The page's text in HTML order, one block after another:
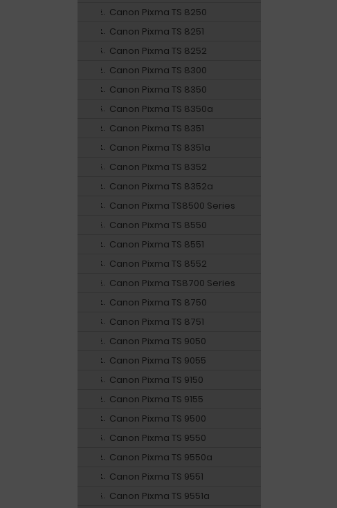
Canon Pixma TS 8250
Canon Pixma TS 8251
Canon Pixma TS 8252
Canon Pixma TS 8300
Canon Pixma TS 8350
Canon Pixma TS 8350a
Canon Pixma TS 8351
Canon Pixma TS 8351a
Canon Pixma TS 8352
Canon Pixma TS 8352a
Canon Pixma TS8500 Series
Canon Pixma TS 8550
Canon Pixma TS 8551
Canon Pixma TS 8552
Canon Pixma TS8700 Series
Canon Pixma TS 8750
Canon Pixma TS 8751
Canon Pixma TS 9050
Canon Pixma TS 9055
Canon Pixma TS 9150
Canon Pixma TS 9155
Canon Pixma TS 9500
Canon Pixma TS 9550
Canon Pixma TS 9550a
Canon Pixma TS 9551
Canon Pixma TS 9551a